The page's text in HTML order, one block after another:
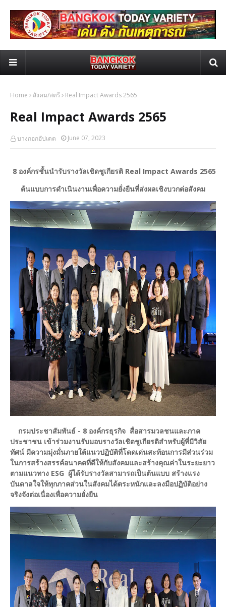
Home สังคม/สตรี Real Impact Awards 2565
Real Impact Awards 2565
บางกอกอัปเดต June 07, 2023
8 องค์กรชั้นนำรับรางวัลเชิดชูเกียรติ Real Impact Awards 2565
ต้นแบบการดำเนินงานเพื่อความยั่งยืนที่ส่งผลเชิงบวกต่อสังคม
กรมประชาสัมพันธ์ - 8 องค์กรธุรกิจ สื่อสารมวลชนและภาค
ประชาชน เข้าร่วมงานรับมอบรางวัลเชิดชูเกียรติสำหรับผู้ที่มีวิสัย
ทัศน์ มีความมุ่งมั่นภายใต้แนวปฏิบัติที่โดดเด่นสะท้อนการมีส่วนร่วม
ในการสร้างสรรค์อนาคตที่ดีให้กับสังคมและสร้างคุณค่าในระยะยาว
ตามแนวทาง ESG ผู้ได้รับรางวัลสามารถเป็นต้นแบบ สร้างแรง
บันดาลใจให้ทุกภาคส่วนในสังคมได้ตระหนักและลงมือปฏิบัติอย่าง
จริงจังต่อเนื่องเพื่อความยั่งยืน